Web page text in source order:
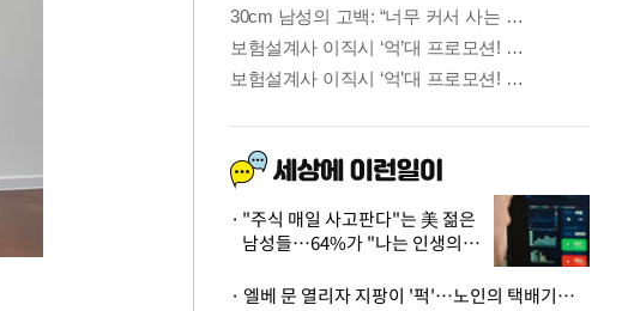
"주식 매일 사고판다"는 美 젊은
남성들…64%가 "나는 인생의
· 엘베 문 열리자 지팡이 '퍽'…노인의 택배기사 폭행 이유